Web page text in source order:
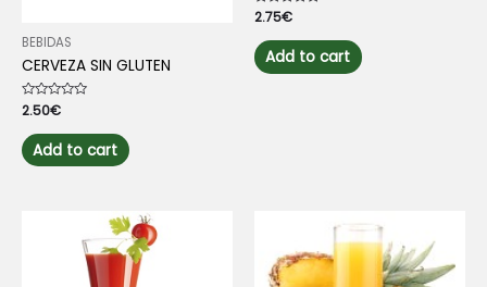
BEBIDAS
CERVEZA SIN GLUTEN
Rated
0
out
of
5
2.50€
Add to cart
Rated
out
of
5
2.75€
Add to cart